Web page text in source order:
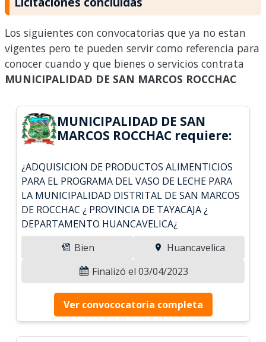
Los siguientes con convocatorias que ya no estan
vigentes pero te pueden servir como referencia para
conocer cuando y que bienes o servicios contrata
MUNICIPALIDAD DE SAN MARCOS ROCCHAC
MUNICIPALIDAD DE SAN
MARCOS ROCCHAC requiere:
¿ADQUISICION DE PRODUCTOS ALIMENTICIOS
PARA EL PROGRAMA DEL VASO DE LECHE PARA
LA MUNICIPALIDAD DISTRITAL DE SAN MARCOS
DE ROCCHAC ¿ PROVINCIA DE TAYACAJA ¿
DEPARTAMENTO HUANCAVELICA¿
Bien
Huancavelica
Finalizó el 03/04/2023
Ver convococatoria completa